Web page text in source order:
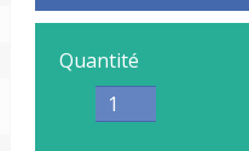
Quantité